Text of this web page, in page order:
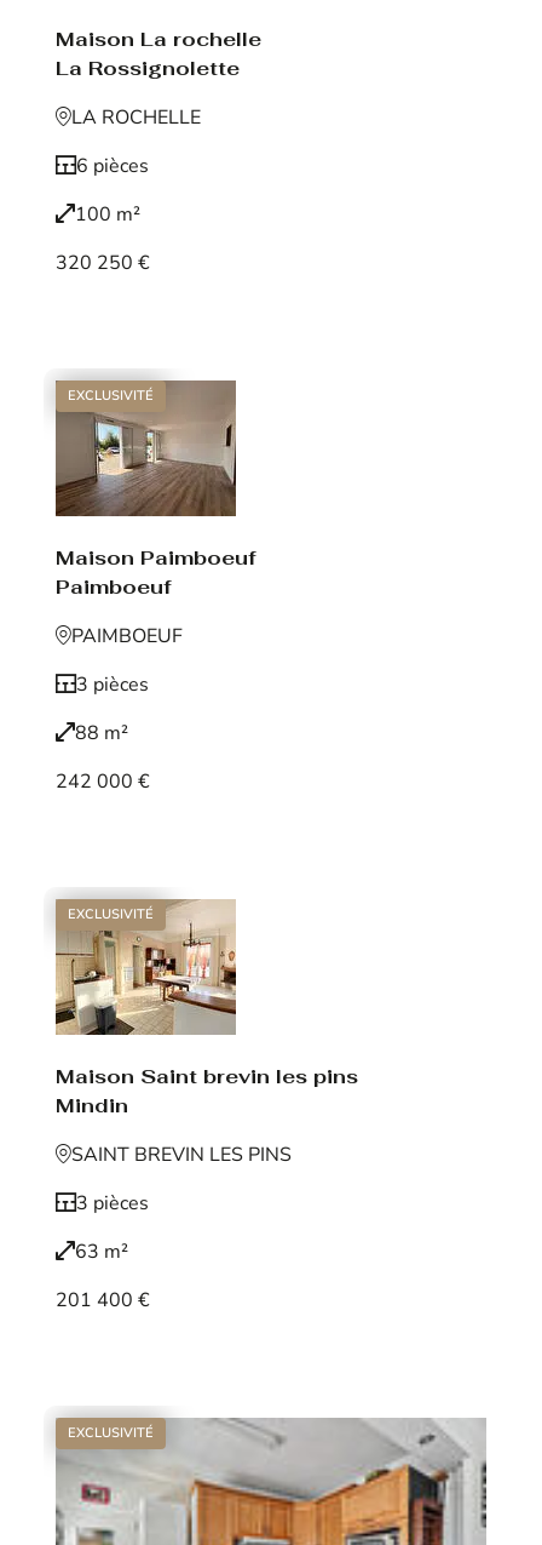
Maison La rochelle
La Rossignolette
LA ROCHELLE
6 pièces
100 m²
320 250 €
EXCLUSIVITÉ
Maison Paimboeuf
Paimboeuf
PAIMBOEUF
3 pièces
88 m²
242 000 €
EXCLUSIVITÉ
Maison Saint brevin les pins
Mindin
SAINT BREVIN LES PINS
3 pièces
63 m²
201 400 €
EXCLUSIVITÉ